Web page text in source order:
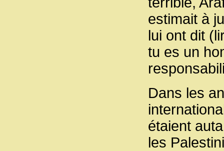
estimait à
lui ont dit
tu es un
Dans les
étaient
les